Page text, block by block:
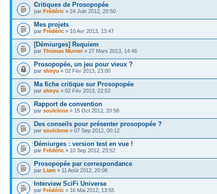
Critiques de Prosopopée
par Frédéric » 24 Juin 2012, 20:50
Mes projets
par Frédéric » 10 Avr 2013, 13:47
[Démiurges] Requiem
par Thomas Munier» 27 Mars 2013, 14:46
Prosopopée, un jeu pour vieux ?
par shiryu » 02 Fév 2013, 23:00
Ma fiche critique sur Prosopopée
par shiryu » 02 Fév 2013, 22:53
Rapport de convention
par soulclone » 15 Oct 2012, 20:58
Des conseils pour présenter prosopopée ?
par soulclone » 07 Sep 2012, 00:12
Démiurges : version test en vue !
par Frédéric » 10 Sep 2012, 23:52
Prosopopée par correspondance
par Liam » 11 Août 2012, 20:08
Interview SciFi Universe
par Frédéric » 16 Mai 2012, 13:55